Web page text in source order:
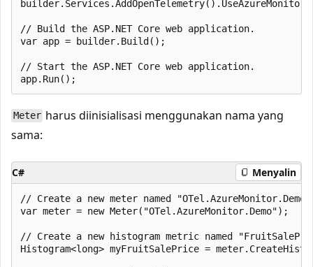
// Build the ASP.NET Core web application.
var app = builder.Build();
// Start the ASP.NET Core web application.
Meter harus diinisialisasi menggunakan nama yang
sama:
C# Menyalin
// Create a new meter named
var meter = new Meter("OTel.AzureMonitor.Demo");
// Create a new histogram metric named
Histogram<long> myFruitSalePrice =